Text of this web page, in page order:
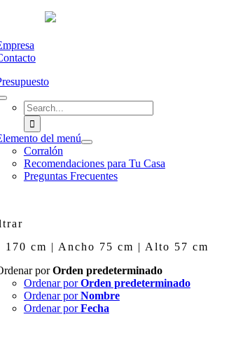
Search
for:
del menú
Corralón
Recomendaciones para Tu Casa
Preguntas Frecuentes
170 cm | Ancho 75 cm | Alto 57 cm
porOrden predeterminado
Ordenar porOrden predeterminado
Ordenar porNombre
Ordenar porFecha